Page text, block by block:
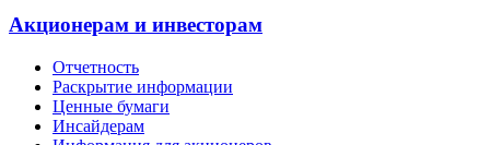
Акционерам и инвесторам
Отчетность
Раскрытие информации
Ценные бумаги
Инсайдерам